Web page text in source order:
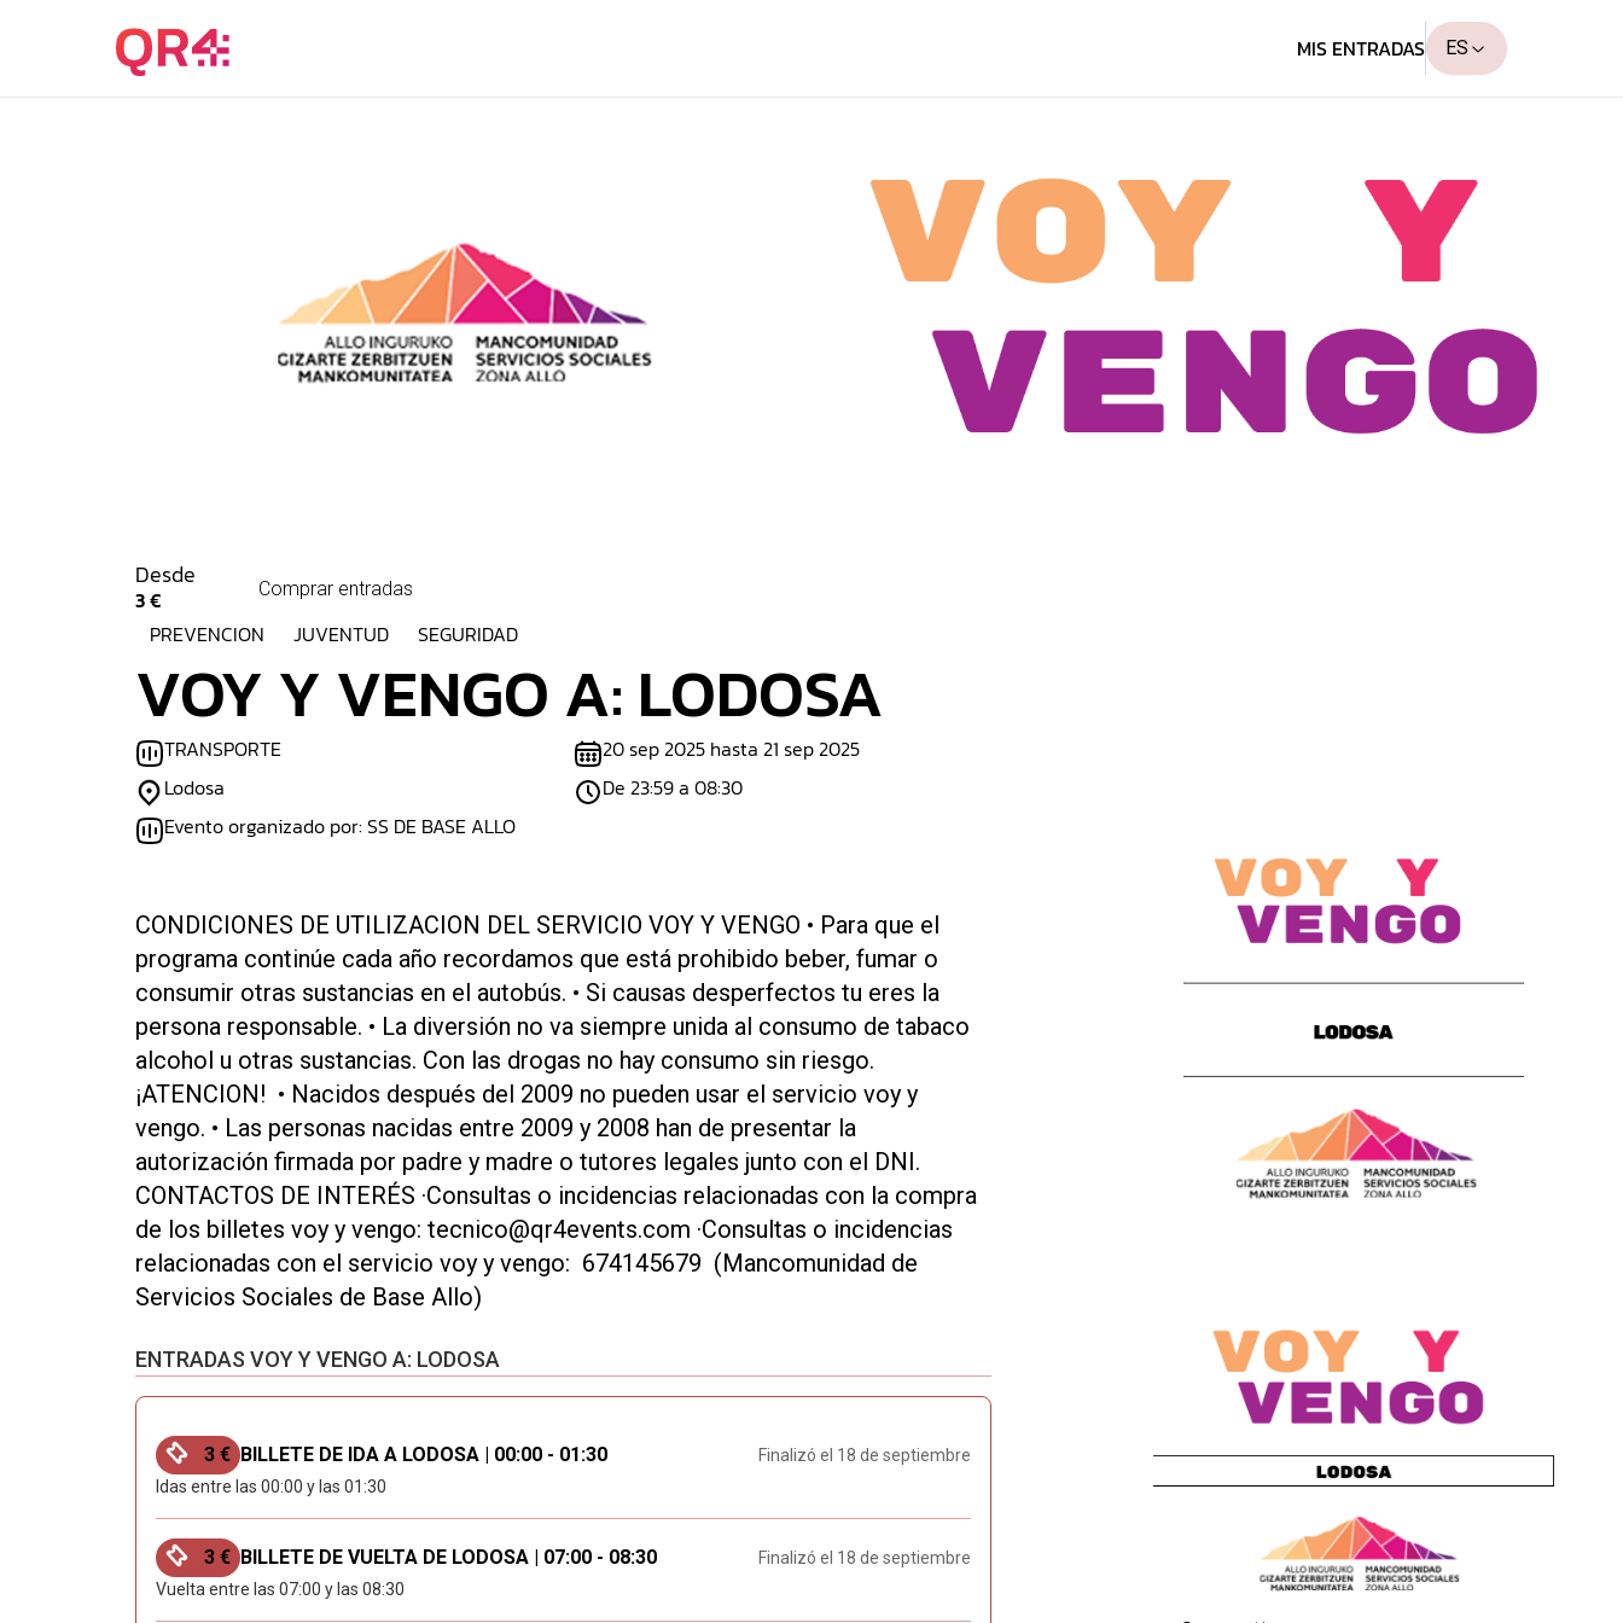
MIS ENTRADAS ES
Desde
3 € Comprar entradas
PREVENCION JUVENTUD SEGURIDAD
VOY Y VENGO A: LODOSA
TRANSPORTE
Lodosa
Evento organizado por: SS DE BASE ALLO
20 sep 2025 hasta 21 sep 2025
De 23:59 a 08:30
CONDICIONES DE UTILIZACION DEL SERVICIO VOY Y VENGO • Para que el
programa continúe cada año recordamos que está prohibido beber, fumar o
consumir otras sustancias en el autobús. • Si causas desperfectos tu eres la
persona responsable. • La diversión no va siempre unida al consumo de tabaco
alcohol u otras sustancias. Con las drogas no hay consumo sin riesgo.
¡ATENCION! • Nacidos después del 2009 no pueden usar el servicio voy y
vengo. • Las personas nacidas entre 2009 y 2008 han de presentar la
autorización firmada por padre y madre o tutores legales junto con el DNI.
CONTACTOS DE INTERÉS ·Consultas o incidencias relacionadas con la compra
de los billetes voy y vengo: tecnico@qr4events.com ·Consultas o incidencias
relacionadas con el servicio voy y vengo: 674145679 (Mancomunidad de
Servicios Sociales de Base Allo)
ENTRADAS VOY Y VENGO A: LODOSA
3 € BILLETE DE IDA A LODOSA | 00:00 - 01:30
Finalizó el 18 de septiembre
Idas entre las 00:00 y las 01:30
3 € BILLETE DE VUELTA DE LODOSA | 07:00 - 08:30
Finalizó el 18 de septiembre
Vuelta entre las 07:00 y las 08:30